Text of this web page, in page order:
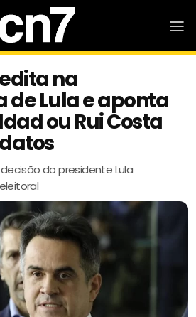
na
Lula e aponta
ou Rui Costa
do presidente Lula